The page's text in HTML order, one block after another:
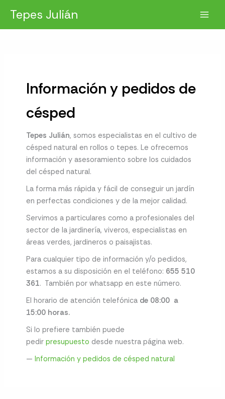
contenido
Tepes Julián
Información y pedidos de
césped
Tepes Julián, somos especialistas en el cultivo de
césped natural en rollos o tepes. Le ofrecemos
información y asesoramiento sobre los cuidados
del césped natural.
La forma más rápida y fácil de conseguir un jardín
en perfectas condiciones y de la mejor calidad.
Servimos a particulares como a profesionales del
sector de la jardinería, viveros, especialistas en
áreas verdes, jardineros o paisajistas.
Para cualquier tipo de información y/o pedidos,
estamos a su disposición en el teléfono: 655 510
361. También por whatsapp en este número.
El horario de atención telefónica de 08:00 a
15:00 horas.
Si lo prefiere también puede
pedirpresupuesto desde nuestra página web.
— Información y pedidos de césped natural